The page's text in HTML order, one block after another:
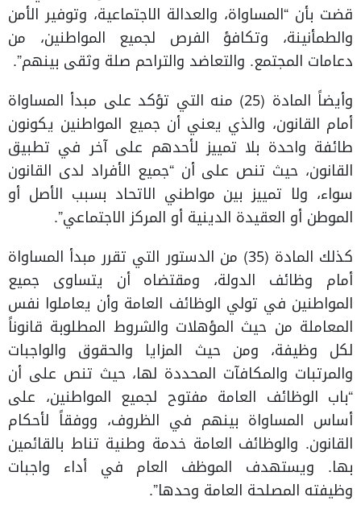
قضت بأن “المساواة، والعدالة الاجتماعية، وتوفير الأمن
والطمأنينة، وتكافؤ الفرص لجميع المواطنين، من
دعامات المجتمع. والتعاضد والتراحم صلة وثقى بينهم”.
وأيضاً المادة (25) منه التي تؤكد على مبدأ المساواة
أمام القانون، والذي يعني أن جميع المواطنين يكونون
طائفة واحدة بلا تمييز لأحدهم على آخر في تطبيق
القانون، حيث تنص على أن “جميع الأفراد لدى القانون
سواء، ولا تمييز بين مواطني الاتحاد بسبب الأصل أو
الموطن أو العقيدة الدينية أو المركز الاجتماعي”.
كذلك المادة (35) من الدستور التي تقرر مبدأ المساواة
أمام وظائف الدولة، ومقتضاه أن يتساوى جميع
المواطنين في تولي الوظائف العامة وأن يعاملوا نفس
المعاملة من حيث المؤهلات والشروط المطلوبة قانوناً
لكل وظيفة، ومن حيث المزايا والحقوق والواجبات
والمرتبات والمكافآت المحددة لها، حيث تنص على أن
“باب الوظائف العامة مفتوح لجميع المواطنين، على
أساس المساواة بينهم في الظروف، ووفقاً لأحكام
القانون. والوظائف العامة خدمة وطنية تناط بالقائمين
بها. ويستهدف الموظف العام في أداء واجبات
وظيفته المصلحة العامة وحدها”.